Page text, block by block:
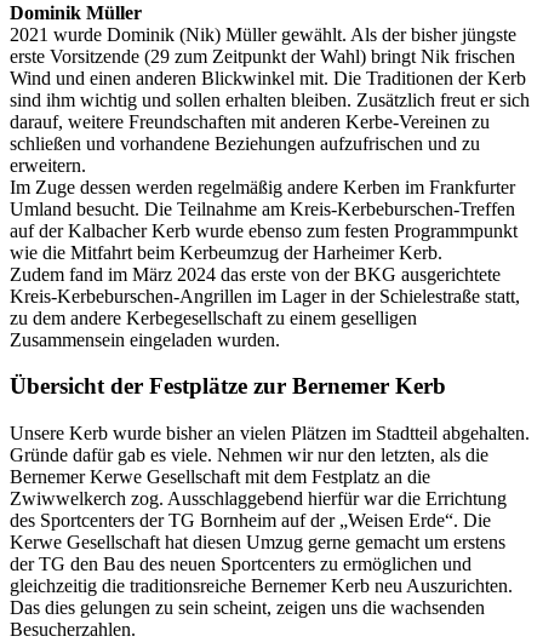
Dominik Müller
2021 wurde Dominik (Nik) Müller gewählt. Als der bisher jüngste
erste Vorsitzende (29 zum Zeitpunkt der Wahl) bringt Nik frischen
Wind und einen anderen Blickwinkel mit. Die Traditionen der Kerb
sind ihm wichtig und sollen erhalten bleiben. Zusätzlich freut er sich
darauf, weitere Freundschaften mit anderen Kerbe-Vereinen zu
schließen und vorhandene Beziehungen aufzufrischen und zu
erweitern.
Im Zuge dessen werden regelmäßig andere Kerben im Frankfurter
Umland besucht. Die Teilnahme am Kreis-Kerbeburschen-Treffen
auf der Kalbacher Kerb wurde ebenso zum festen Programmpunkt
wie die Mitfahrt beim Kerbeumzug der Harheimer Kerb.
Zudem fand im März 2024 das erste von der BKG ausgerichtete
Kreis-Kerbeburschen-Angrillen im Lager in der Schielestraße statt,
zu dem andere Kerbegesellschaft zu einem geselligen
Zusammensein eingeladen wurden.
Übersicht der Festplätze zur Bernemer Kerb
Unsere Kerb wurde bisher an vielen Plätzen im Stadtteil abgehalten.
Gründe dafür gab es viele. Nehmen wir nur den letzten, als die
Bernemer Kerwe Gesellschaft mit dem Festplatz an die
Zwiwwelkerch zog. Ausschlaggebend hierfür war die Errichtung
des Sportcenters der TG Bornheim auf der „Weisen Erde“. Die
Kerwe Gesellschaft hat diesen Umzug gerne gemacht um erstens
der TG den Bau des neuen Sportcenters zu ermöglichen und
gleichzeitig die traditionsreiche Bernemer Kerb neu Auszurichten.
Das dies gelungen zu sein scheint, zeigen uns die wachsenden
Besucherzahlen.